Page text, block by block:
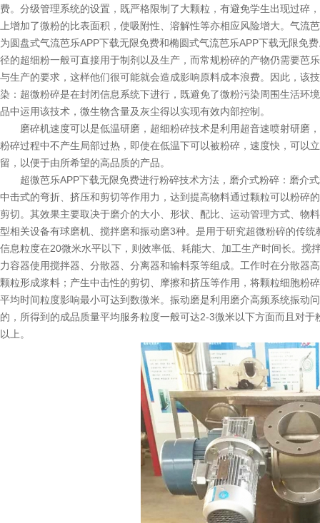
费。分级管理系统的设置，既严格限制了大颗粒，有避免学生出现
上增加了微粉的比表面积，使吸附性、溶解性等亦相应风险增大。
为圆盘式气流芭乐APP下载无限免费和椭圆式气流芭乐APP下载无限免费
径的超细粉一般可直接用于制剂以及生产，而常规粉碎的产物仍需要芭
与生产的要求，这样他们很可能就会造成影响原料成本浪费。因此，
染：超微粉碎是在封闭信息系统下进行，既避免了微粉污染周围生活环
品中运用该技术，微生物含量及灰尘得以实现有效内部控制。
磨碎机速度可以是低温研磨，超细粉碎技术是利用超音速喷射研磨
粉碎过程中不产生局部过热，即使在低温下可以被粉碎，速度快，可
留，以便于由所希望的高品质的产品。
超微芭乐APP下载无限免费进行粉碎技术方法，磨介式粉碎：
中击式的弯折、挤压和剪切等作用力，达到提高物料通过颗粒可以粉碎
剪切。其效果主要取决于磨介的大小、形状、配比、运动管理方式
型相关设备有球磨机、搅拌磨和振动磨3种。是用于研究超微粉碎的传
信息粒度在20微米水平以下，则效率低、耗能大、加工生产时间长
力容器使用搅拌器、分散器、分离器和输料泵等组成。工作时在分
颗粒形成浆料；产生中击性的剪切、摩擦和挤压等作用，将颗粒细胞
平均时间粒度影响最小可达到数微米。振动磨是利用磨介高频系统振动问
的，所得到的成品质量平均服务粒度一般可达2-3微米以下方面而且对
以上。